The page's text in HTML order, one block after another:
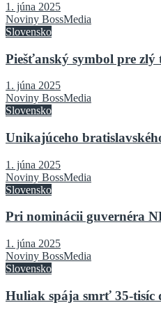
1. júna 2025
Noviny BossMedia
Slovensko
Piešťanský symbol pre zlý
1. júna 2025
Noviny BossMedia
Slovensko
Unikajúceho
1. júna 2025
Noviny BossMedia
Slovensko
Pri nominácii guvernéra
1. júna 2025
Noviny BossMedia
Slovensko
Huliak spája smrť 35-tisíc